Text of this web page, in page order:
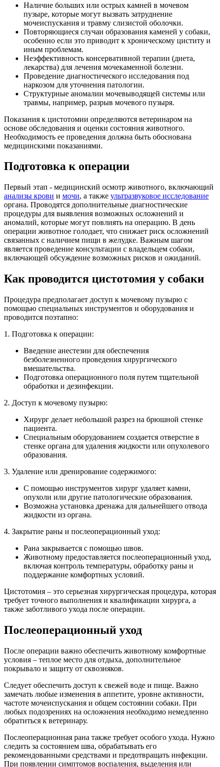
Наличие больших или острых камней в мочевом
пузыре, которые могут вызвать затруднение
мочеиспускания и травму слизистой оболочки.
Повторяющиеся случаи образования каменей у собаки,
особенно если это приводит к хроническому циститу и
иным проблемам.
Неэффективность консервативной терапии (диета,
лекарства) для лечения мочекаменной болезни.
Проведение диагностического исследования под
наркозом для уточнения патологии.
Структурные аномалии мочевыводящей системы или
травмы, например, разрыв мочевого пузыря.
Показания к цистотомии определяются ветеринаром на
основе обследования и оценки состояния животного.
Необходимость ее проведения должна быть обоснована
медицинскими показаниями.
Подготовка к операции
Первый этап - медицинский осмотр животного, включающий
анализы крови и мочи, а также ультразвуковое исследование
органа. Проводятся дополнительные диагностические
процедуры для выявления возможных осложнений и
аномалий, которые могут повлиять на операцию. В день
операции животное голодает, что снижает риск осложнений
связанных с наличием пищи в желудке. Важным шагом
является проведение консультации с владельцем собаки,
включающей обсуждение возможных рисков и ожиданий.
Как проводится цистотомия у собаки
Процедура предполагает доступ к мочевому пузырю с
помощью специальных инструментов и оборудования и
проводится поэтапно:
1. Подготовка к операции:
Введение анестезии для обеспечения
безболезненного проведения хирургического
вмешательства.
Подготовка операционного поля путем тщательной
обработки и дезинфекции.
2. Доступ к мочевому пузырю:
Хирург делает небольшой разрез на брюшной стенке
пациента.
Специальным оборудованием создается отверстие в
стенке органа для удаления жидкости или опухолевого
образования.
3. Удаление или дренирование содержимого:
С помощью инструментов хирург удаляет камни,
опухоли или другие патологические образования.
Возможна установка дренажа для дальнейшего отвода
жидкости из органа.
4. Закрытие раны и послеоперационный уход:
Рана закрывается с помощью швов.
Животному предоставляется послеоперационный уход,
включая контроль температуры, обработку раны и
поддержание комфортных условий.
Цистотомия – это серьезная хирургическая процедура, которая
требует точного выполнения и квалификации хирурга, а
также заботливого ухода после операции.
Послеоперационный уход
После операции важно обеспечить животному комфортные
условия – теплое место для отдыха, дополнительное
покрывало и защиту от сквозняков.
Следует обеспечить доступ к свежей воде и пище. Важно
замечать любые изменения в аппетите, уровне активности,
частоте мочеиспускания и общем состоянии собаки. При
любых подозрениях на осложнения необходимо немедленно
обратиться к ветеринару.
Послеоперационная рана также требует особого ухода. Нужно
следить за состоянием шва, обрабатывать его
рекомендованными средствами и предотвращать инфекции.
При появлении симптомов воспаления, выделения или